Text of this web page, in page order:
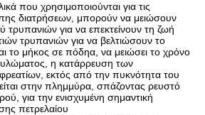
που χρησιμοποιούνται για τις
διατρήσεων, μπορούν να μειώσουν
τρυπανιών για να επεκτείνουν τη ζωή
τρυπανιών για να βελτιώσουν το
το μήκος σε πόδηα, να μειώσει το χρόνο
η κατάρρευση των
εκτός από την πυκνότητα του
στην πλημμύρα, σπάζοντας ρευστό
για την ενισχυμένη σημαντική
πετρελαίου